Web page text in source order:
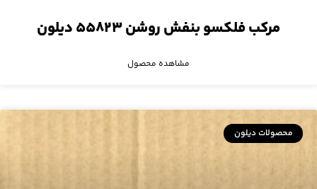
مرکب فلکسو بنفش روشن ۵۵۸۲۳ دیلون
مشاهده محصول
محصولات دیلون